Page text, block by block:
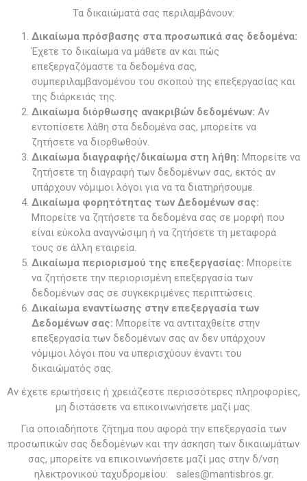
Τα δικαιώματά σας περιλαμβάνουν:
Δικαίωμα πρόσβασης στα προσωπικά σας δεδομένα:
Έχετε το δικαίωμα να μάθετε αν και πώς
επεξεργαζόμαστε τα δεδομένα σας,
συμπεριλαμβανομένου του σκοπού της επεξεργασίας και
της διάρκειάς της.
Δικαίωμα διόρθωσης ανακριβών δεδομένων: Αν
εντοπίσετε λάθη στα δεδομένα σας, μπορείτε να
ζητήσετε να διορθωθούν.
Δικαίωμα διαγραφής/δικαίωμα στη λήθη: Μπορείτε να
ζητήσετε τη διαγραφή των δεδομένων σας, εκτός αν
υπάρχουν νόμιμοι λόγοι για να τα διατηρήσουμε.
Δικαίωμα φορητότητας των Δεδομένων σας:
Μπορείτε να ζητήσετε τα δεδομένα σας σε μορφή που
είναι εύκολα αναγνώσιμη ή να ζητήσετε τη μεταφορά
τους σε άλλη εταιρεία.
Δικαίωμα περιορισμού της επεξεργασίας: Μπορείτε
να ζητήσετε την περιορισμένη επεξεργασία των
δεδομένων σας σε συγκεκριμένες περιπτώσεις.
Δικαίωμα εναντίωσης στην επεξεργασία των
Δεδομένων σας: Μπορείτε να αντιταχθείτε στην
επεξεργασία των δεδομένων σας αν δεν υπάρχουν
νόμιμοι λόγοι που να υπερισχύουν έναντι του
δικαιώματός σας.
Αν έχετε ερωτήσεις ή χρειάζεστε περισσότερες πληροφορίες,
μη διστάσετε να επικοινωνήσετε μαζί μας.
Για οποιαδήποτε ζήτημα που αφορά την επεξεργασία των
προσωπικών σας δεδομένων και την άσκηση των δικαιωμάτων
σας, μπορείτε να επικοινωνήσετε μαζί μας στην δ/νση
ηλεκτρονικού ταχυδρομείου: sales@mantisbros.gr.